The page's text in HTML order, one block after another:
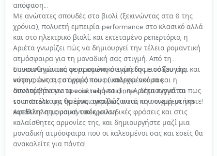
απόφαση...
Με ανώτατες σπουδές στο βιολί (ξεκινώντας στα 6 της
χρόνια), πολυετή εμπειρία performance στο κλασικό αλλά
και στο ηλεκτρικό βιολί, και εκτεταμένο ρεπερτόριο, η
Αριέτα γνωρίζει πώς να δημιουργεί την τέλεια ρομαντική
ατμόσφαιρα για τη μοναδική σας στιγμή. Από τη
συναισθηματικά φορτισμένη στιγμή της εισόδου της
νύφης, έως τις στιγμές που οι καλεσμένοι σας
απολαμβάνουν το cocktail ή το dinner, δημιουργεί το
soundtrack της ημέρας αγκαλιάζοντας τη στιγμή με την
κατάλληλη μουσική υπόκρουση.
Επικοινωνώντας σε προσωπικό επίπεδο με το ζευγάρι και
κατανοώντας το όραμά τους (υπάρχει ακόμα και η
δυνατότητα για special requests) , η Αριέτα εγγυάται πως
το αποτέλεσμα θα είναι ακριβώς αυτό που ονειρευτήκατε!
Αφεθείτε στις ρομαντικές μελωδικές φράσεις και στις
καλαίσθητες αρμονίες της, και δημιουργήστε μαζί μια
μοναδική ατμόσφαιρα που οι καλεσμένοι σας και εσείς θα
ανακαλείτε για πάντα!